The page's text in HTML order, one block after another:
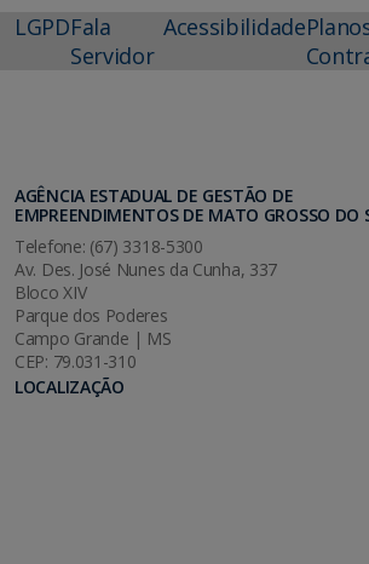
LGPDFala
Servidor
Acessibilidade
AGÊNCIA ESTADUAL DE GESTÃO DE
EMPREENDIMENTOS DE MATO GROSSO DO
Telefone: (67) 3318-5300
Av. Des. José Nunes da Cunha, 337
Bloco XIV
Parque dos Poderes
Campo Grande | MS
CEP: 79.031-310
LOCALIZAÇÃO